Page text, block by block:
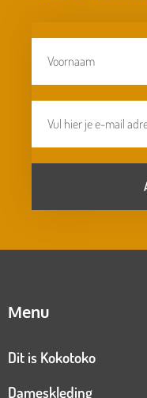
Menu
Dit is Kokotoko
Dameskleding